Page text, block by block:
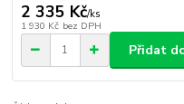
2 335 Kč/ks
1 930 Kč bez DPH
Přidat